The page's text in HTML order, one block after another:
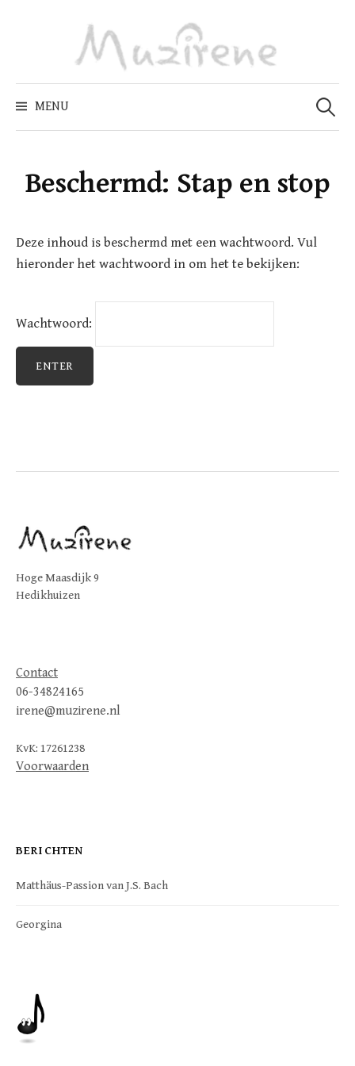
MENU
Zoeken
naar:
Beschermd: Stap en stop
Deze inhoud is beschermd met een wachtwoord. Vul
hieronder het wachtwoord in om het te bekijken:
Wachtwoord:
Hoge Maasdijk 9
Hedikhuizen
Contact
06-34824165
irene@muzirene.nl
KvK: 17261238
Voorwaarden
BERICHTEN
Matthäus-Passion van J.S. Bach
Georgina